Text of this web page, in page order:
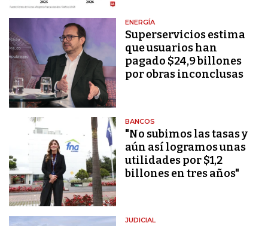
ENERGÍA
Superservicios estima
que usuarios han
pagado $24,9 billones
por obras inconclusas
BANCOS
"No subimos las tasas y
aún así logramos unas
utilidades por $1,2
billones en tres años"
JUDICIAL